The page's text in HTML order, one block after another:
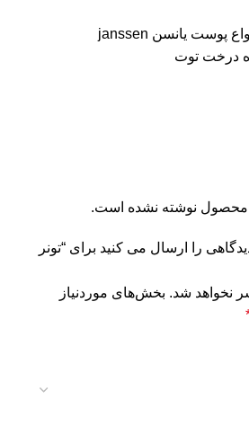
تونر روشن کننده انواع پوست یانسن janssen
محصول نوشته نشده است.
را ارسال می کنید برای “تونر
نخواهد شد. بخش‌های موردنیاز